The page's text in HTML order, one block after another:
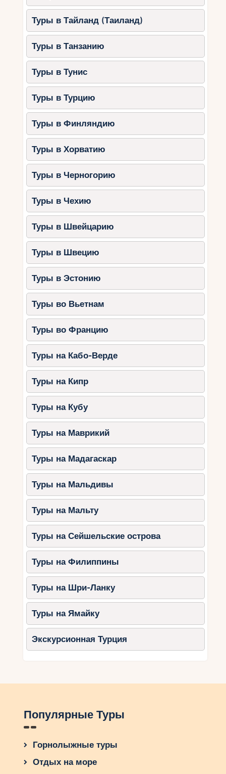
Туры в Тайланд (Таиланд)
Туры в Танзанию
Туры в Тунис
Туры в Турцию
Туры в Финляндию
Туры в Хорватию
Туры в Черногорию
Туры в Чехию
Туры в Швейцарию
Туры в Швецию
Туры в Эстонию
Туры во Вьетнам
Туры во Францию
Туры на Кабо-Верде
Туры на Кипр
Туры на Кубу
Туры на Маврикий
Туры на Мадагаскар
Туры на Мальдивы
Туры на Мальту
Туры на Сейшельские острова
Туры на Филиппины
Туры на Шри-Ланку
Туры на Ямайку
Экскурсионная Турция
Популярные Туры
Горнолыжные туры
Отдых на море